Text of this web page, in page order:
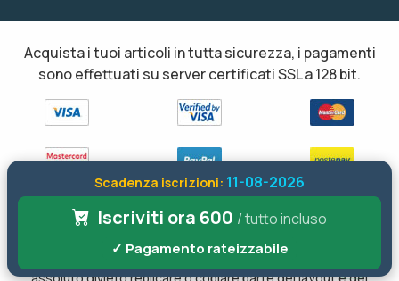
Scadenza iscrizioni: 11-08-2026
Iscriviti ora 600 / tutto incluso
✓ Pagamento rateizzabile
Acquista i tuoi articoli in tutta sicurezza, i pagamenti
sono effettuati su server certificati SSL a 128 bit.
Tutti i diritti sono riservati ed è vietata anche la riproduzione
email sono di proprietà di soloformazione.it pertanto è fatto